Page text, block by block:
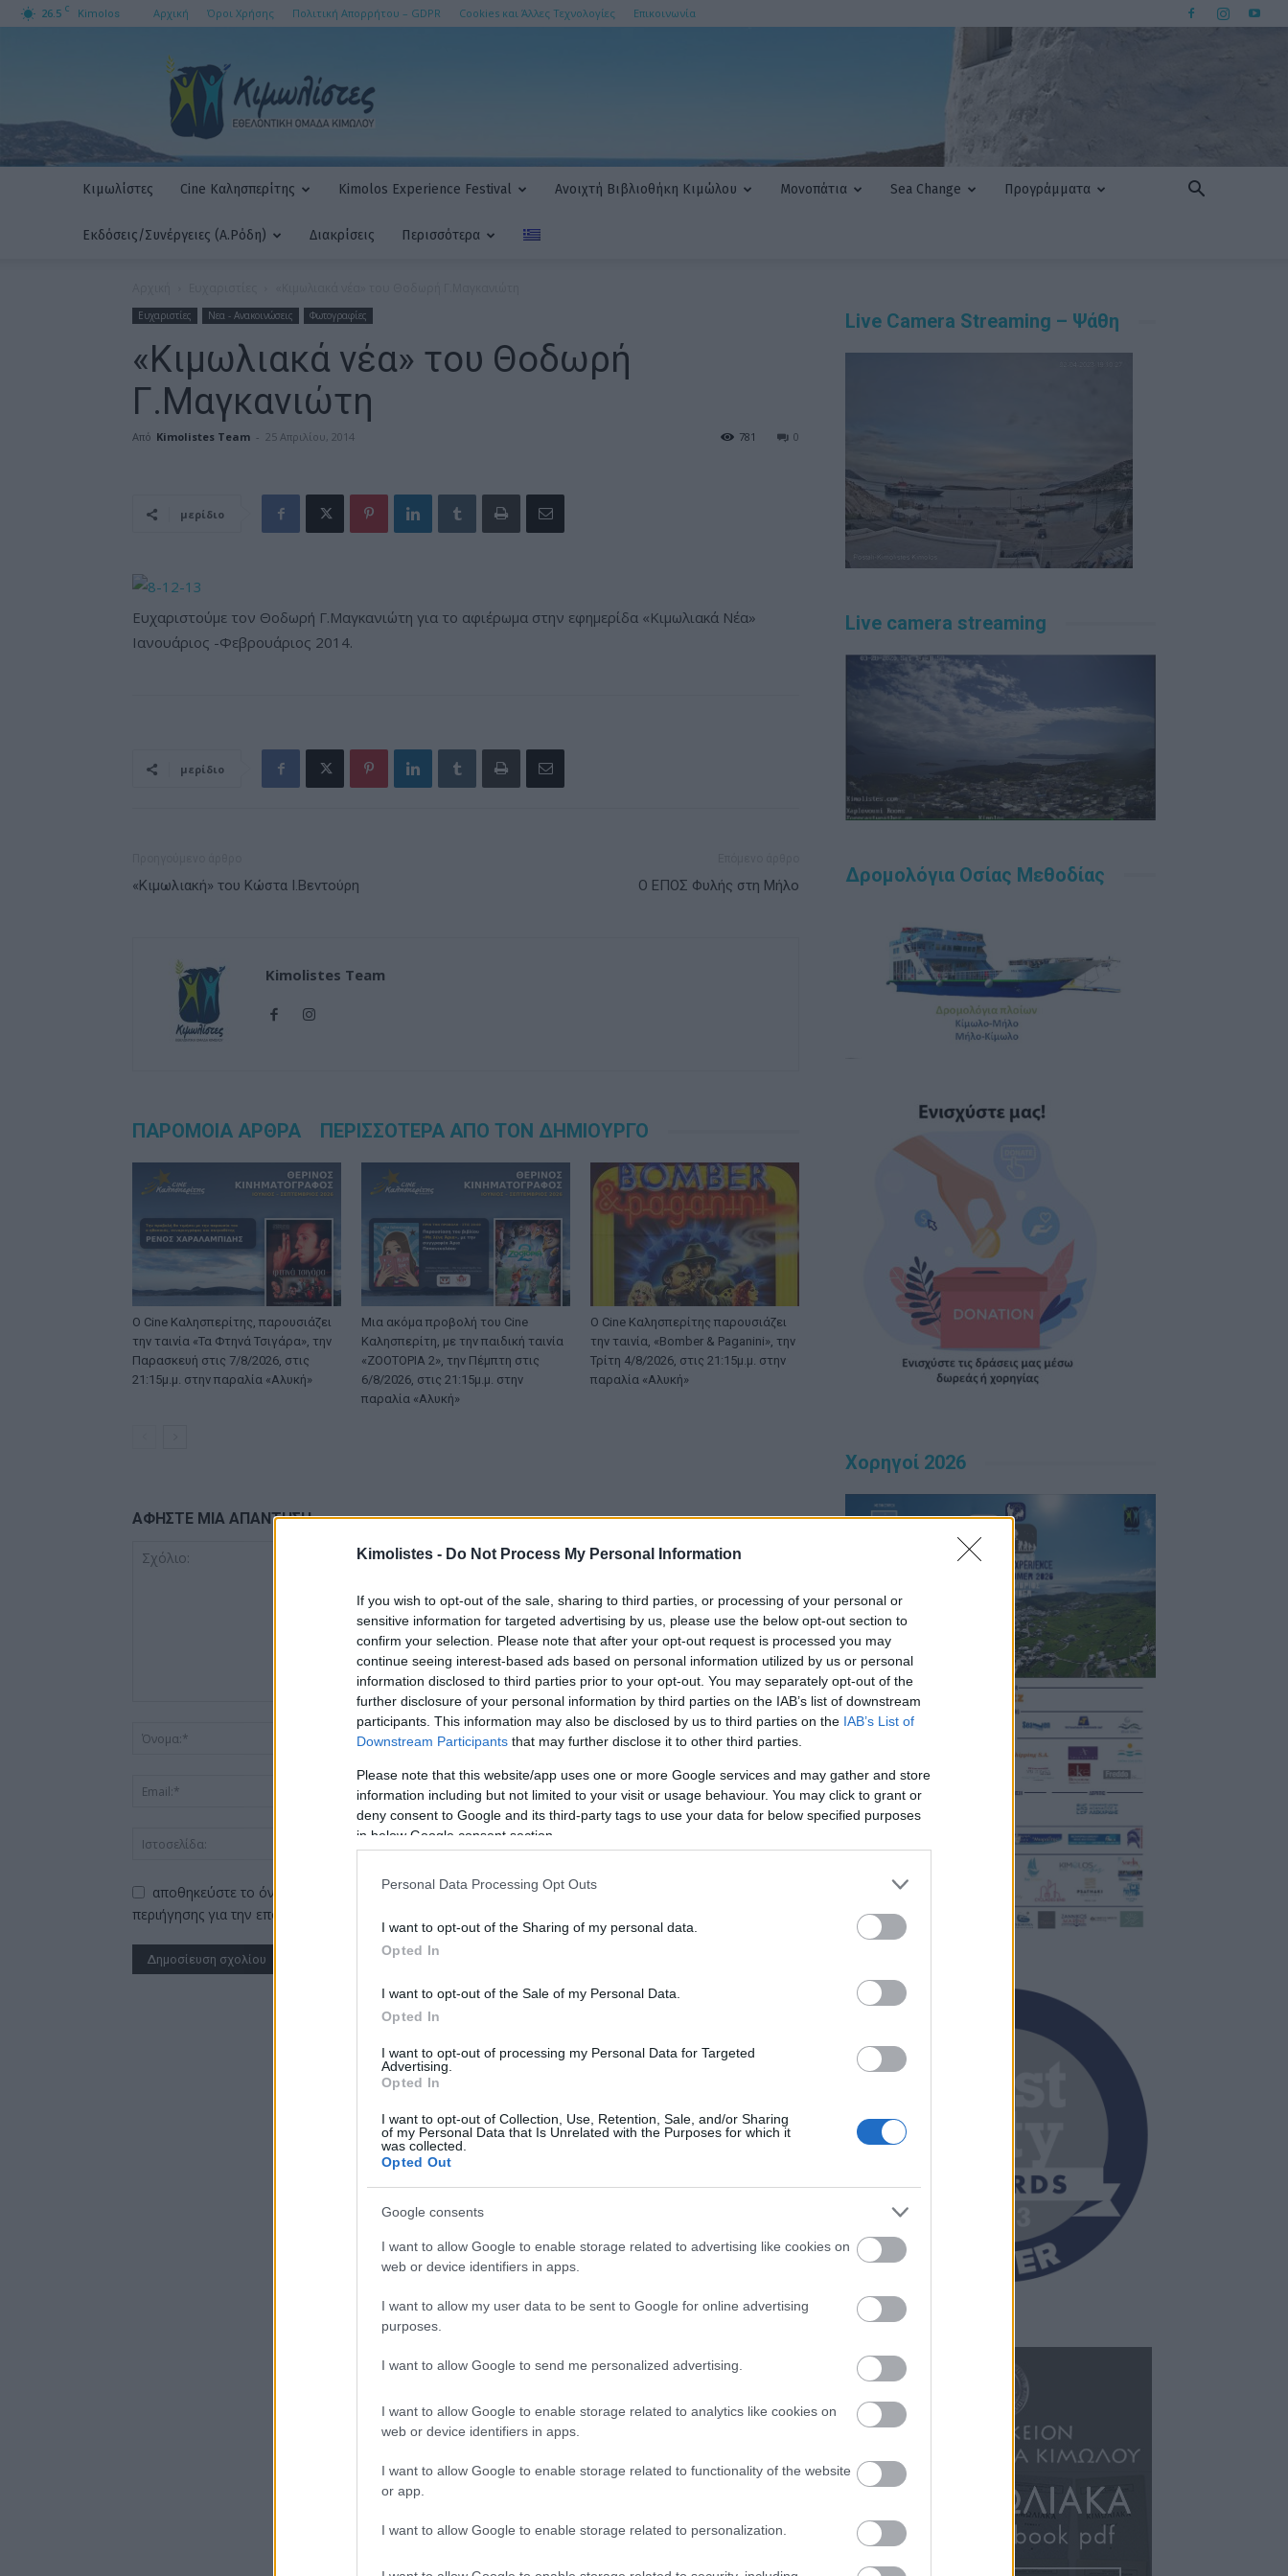
Kimolistes - Do Not Process My Personal Information
If you wish to opt-out of the sale, sharing to third parties, or processing of your personal or
sensitive information for targeted advertising by us, please use the below opt-out section to
confirm your selection. Please note that after your opt-out request is processed you may
continue seeing interest-based ads based on personal information utilized by us or personal
information disclosed to third parties prior to your opt-out. You may separately opt-out of the
further disclosure of your personal information by third parties on the IAB’s list of downstream
participants. This information may also be disclosed by us to third parties on the IAB’s List of
Downstream Participants that may further disclose it to other third parties.
Please note that this website/app uses one or more Google services and may gather and store
information including but not limited to your visit or usage behaviour. You may click to grant or
deny consent to Google and its third-party tags to use your data for below specified purposes
in below Google consent section.
Personal Data Processing Opt Outs
I want to opt-out of the Sharing of my personal data.
Opted In
I want to opt-out of the Sale of my Personal Data.
Opted In
I want to opt-out of processing my Personal Data for Targeted
Advertising.
Opted In
I want to opt-out of Collection, Use, Retention, Sale, and/or Sharing
of my Personal Data that Is Unrelated with the Purposes for which it
was collected.
Opted Out
Google consents
I want to allow Google to enable storage related to advertising like cookies on
web or device identifiers in apps.
I want to allow my user data to be sent to Google for online advertising
purposes.
I want to allow Google to send me personalized advertising.
I want to allow Google to enable storage related to analytics like cookies on
web or device identifiers in apps.
I want to allow Google to enable storage related to functionality of the website
or app.
I want to allow Google to enable storage related to personalization.
26.5 C Kimolos Αρχική Όροι Χρήσης Πολιτική Απορρήτου – GDPR Cookies και Άλλες Τεχνολογίες Επικοινωνία
AMKE
Κιμωλίστες Cine Καλησπερίτης Kimolos Experience Festival Ανοιχτή Βιβλιοθήκη Κιμώλου Μονοπάτια Sea Change Προγράμματα
Εκδόσεις/Συνέργειες (Α.Ρόδη) Διακρίσεις Περισσότερα
Ευχαριστίες Νεα - Ανακοινώσεις Φωτογραφίες
«Κιμωλιακά νέα» του Θοδωρή
Γ.Μαγκανιώτη
Από Kimolistes Team - 25 Απριλίου, 2014 0
781
μερίδιο
Ευχαριστούμε τον Θοδωρή Γ.Μαγκανιώτη για το αφιέρωμα στην εφημερίδα «Κιμωλιακά Νέα»
Iανουάριος -Φεβρουάριος 2014.
μερίδιο
«Κιμωλιακή» του Κώστα Ι.Βεντούρη O ΕΠΟΣ Φυλής στη Μήλο
Kimolistes Team
ΠΑΡΟΜΟΙΑ ΑΡΘΡΑ ΠΕΡΙΣΣΟΤΕΡΑ ΑΠΟ ΤΟΝ ΔΗΜΙΟΥΡΓΟ
Ο Cine Καλησπερίτης, παρουσιάζει
την ταινία «Τα Φτηνά Τσιγάρα», την
Παρασκευή στις 7/8/2026, στις
21:15μ.μ. στην παραλία «Αλυκή»
Μια ακόμα προβολή του Cine
Καλησπερίτη, με την παιδική ταινία
«ZOOTOPIA 2», την Πέμπτη στις
6/8/2026, στις 21:15μ.μ. στην
παραλία «Αλυκή»
Ο Cine Καλησπερίτης παρουσιάζει
την ταινία, «Bomber & Paganini», την
Τρίτη 4/8/2026, στις 21:15μ.μ. στην
παραλία «Αλυκή»
ΑΦΗΣΤΕ ΜΙΑ ΑΠΑΝΤΗΣΗ
αποθηκεύστε το όνομα, το ηλεκτρονικό ταχυδρομείο και τον ιστότοπό μου σε αυτό το πρόγραμμα
περιήγησης για την επόμενη φορά που θα σχολιάσω.
Live Camera Streaming – Ψάθη
Live camera streaming
Δρομολόγια Οσίας Μεθοδίας
Χορηγοί 2026